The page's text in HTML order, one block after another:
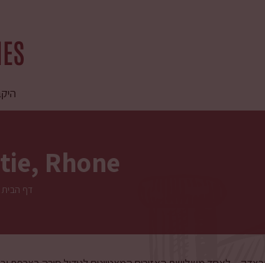
Rhone
דף הבית